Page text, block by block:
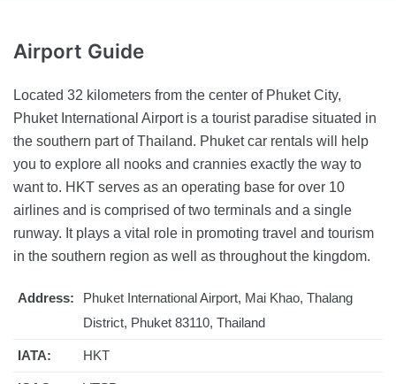
Airport Guide
Located 32 kilometers from the center of Phuket City,
Phuket International Airport is a tourist paradise situated in
the southern part of Thailand. Phuket car rentals will help
you to explore all nooks and crannies exactly the way to
want to. HKT serves as an operating base for over 10
airlines and is comprised of two terminals and a single
runway. It plays a vital role in promoting travel and tourism
in the southern region as well as throughout the kingdom.
Address:
Phuket International Airport, Mai Khao, Thalang
District, Phuket 83110, Thailand
IATA: HKT